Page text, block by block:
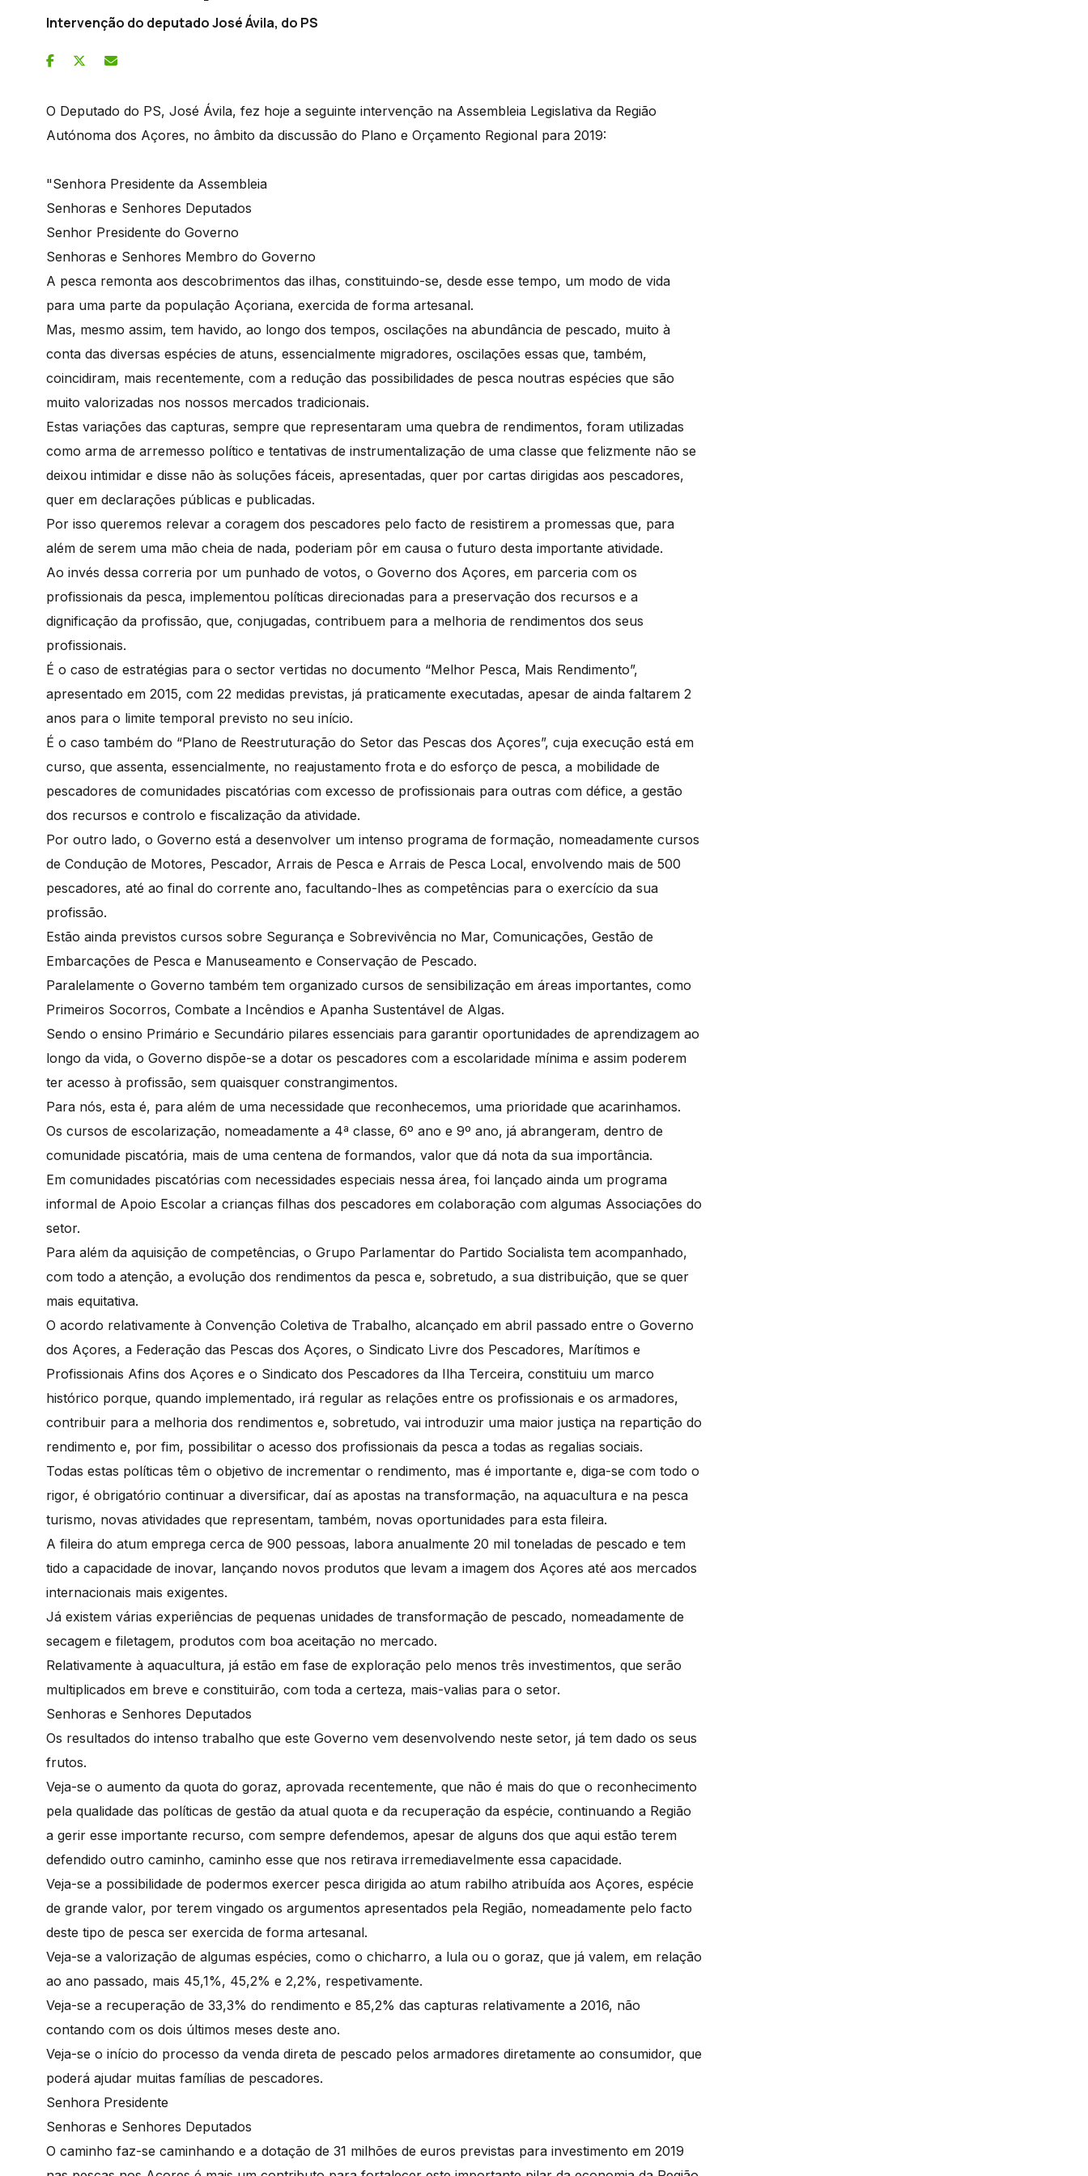
Intervenção do deputado José Ávila, do PS
O Deputado do PS, José Ávila, fez hoje a seguinte intervenção na Assembleia Legislativa da Região
Autónoma dos Açores, no âmbito da discussão do Plano e Orçamento Regional para 2019:
"Senhora Presidente da Assembleia
Senhoras e Senhores Deputados
Senhor Presidente do Governo
Senhoras e Senhores Membro do Governo
A pesca remonta aos descobrimentos das ilhas, constituindo-se, desde esse tempo, um modo de vida
para uma parte da população Açoriana, exercida de forma artesanal.
Mas, mesmo assim, tem havido, ao longo dos tempos, oscilações na abundância de pescado, muito à
conta das diversas espécies de atuns, essencialmente migradores, oscilações essas que, também,
coincidiram, mais recentemente, com a redução das possibilidades de pesca noutras espécies que são
muito valorizadas nos nossos mercados tradicionais.
Estas variações das capturas, sempre que representaram uma quebra de rendimentos, foram utilizadas
como arma de arremesso político e tentativas de instrumentalização de uma classe que felizmente não se
deixou intimidar e disse não às soluções fáceis, apresentadas, quer por cartas dirigidas aos pescadores,
quer em declarações públicas e publicadas.
Por isso queremos relevar a coragem dos pescadores pelo facto de resistirem a promessas que, para
além de serem uma mão cheia de nada, poderiam pôr em causa o futuro desta importante atividade.
Ao invés dessa correria por um punhado de votos, o Governo dos Açores, em parceria com os
profissionais da pesca, implementou políticas direcionadas para a preservação dos recursos e a
dignificação da profissão, que, conjugadas, contribuem para a melhoria de rendimentos dos seus
profissionais.
É o caso de estratégias para o sector vertidas no documento “Melhor Pesca, Mais Rendimento”,
apresentado em 2015, com 22 medidas previstas, já praticamente executadas, apesar de ainda faltarem 2
anos para o limite temporal previsto no seu início.
É o caso também do “Plano de Reestruturação do Setor das Pescas dos Açores”, cuja execução está em
curso, que assenta, essencialmente, no reajustamento frota e do esforço de pesca, a mobilidade de
pescadores de comunidades piscatórias com excesso de profissionais para outras com défice, a gestão
dos recursos e controlo e fiscalização da atividade.
Por outro lado, o Governo está a desenvolver um intenso programa de formação, nomeadamente cursos
de Condução de Motores, Pescador, Arrais de Pesca e Arrais de Pesca Local, envolvendo mais de 500
pescadores, até ao final do corrente ano, facultando-lhes as competências para o exercício da sua
profissão.
Estão ainda previstos cursos sobre Segurança e Sobrevivência no Mar, Comunicações, Gestão de
Embarcações de Pesca e Manuseamento e Conservação de Pescado.
Paralelamente o Governo também tem organizado cursos de sensibilização em áreas importantes, como
Primeiros Socorros, Combate a Incêndios e Apanha Sustentável de Algas.
Sendo o ensino Primário e Secundário pilares essenciais para garantir oportunidades de aprendizagem ao
longo da vida, o Governo dispõe-se a dotar os pescadores com a escolaridade mínima e assim poderem
ter acesso à profissão, sem quaisquer constrangimentos.
Para nós, esta é, para além de uma necessidade que reconhecemos, uma prioridade que acarinhamos.
Os cursos de escolarização, nomeadamente a 4ª classe, 6º ano e 9º ano, já abrangeram, dentro de
comunidade piscatória, mais de uma centena de formandos, valor que dá nota da sua importância.
Em comunidades piscatórias com necessidades especiais nessa área, foi lançado ainda um programa
informal de Apoio Escolar a crianças filhas dos pescadores em colaboração com algumas Associações do
setor.
Para além da aquisição de competências, o Grupo Parlamentar do Partido Socialista tem acompanhado,
com todo a atenção, a evolução dos rendimentos da pesca e, sobretudo, a sua distribuição, que se quer
mais equitativa.
O acordo relativamente à Convenção Coletiva de Trabalho, alcançado em abril passado entre o Governo
dos Açores, a Federação das Pescas dos Açores, o Sindicato Livre dos Pescadores, Marítimos e
Profissionais Afins dos Açores e o Sindicato dos Pescadores da Ilha Terceira, constituiu um marco
histórico porque, quando implementado, irá regular as relações entre os profissionais e os armadores,
contribuir para a melhoria dos rendimentos e, sobretudo, vai introduzir uma maior justiça na repartição do
rendimento e, por fim, possibilitar o acesso dos profissionais da pesca a todas as regalias sociais.
Todas estas políticas têm o objetivo de incrementar o rendimento, mas é importante e, diga-se com todo o
rigor, é obrigatório continuar a diversificar, daí as apostas na transformação, na aquacultura e na pesca
turismo, novas atividades que representam, também, novas oportunidades para esta fileira.
A fileira do atum emprega cerca de 900 pessoas, labora anualmente 20 mil toneladas de pescado e tem
tido a capacidade de inovar, lançando novos produtos que levam a imagem dos Açores até aos mercados
internacionais mais exigentes.
Já existem várias experiências de pequenas unidades de transformação de pescado, nomeadamente de
secagem e filetagem, produtos com boa aceitação no mercado.
Relativamente à aquacultura, já estão em fase de exploração pelo menos três investimentos, que serão
multiplicados em breve e constituirão, com toda a certeza, mais-valias para o setor.
Senhoras e Senhores Deputados
Os resultados do intenso trabalho que este Governo vem desenvolvendo neste setor, já tem dado os seus
frutos.
Veja-se o aumento da quota do goraz, aprovada recentemente, que não é mais do que o reconhecimento
pela qualidade das políticas de gestão da atual quota e da recuperação da espécie, continuando a Região
a gerir esse importante recurso, com sempre defendemos, apesar de alguns dos que aqui estão terem
defendido outro caminho, caminho esse que nos retirava irremediavelmente essa capacidade.
Veja-se a possibilidade de podermos exercer pesca dirigida ao atum rabilho atribuída aos Açores, espécie
de grande valor, por terem vingado os argumentos apresentados pela Região, nomeadamente pelo facto
deste tipo de pesca ser exercida de forma artesanal.
Veja-se a valorização de algumas espécies, como o chicharro, a lula ou o goraz, que já valem, em relação
ao ano passado, mais 45,1%, 45,2% e 2,2%, respetivamente.
Veja-se a recuperação de 33,3% do rendimento e 85,2% das capturas relativamente a 2016, não
contando com os dois últimos meses deste ano.
Veja-se o início do processo da venda direta de pescado pelos armadores diretamente ao consumidor, que
poderá ajudar muitas famílias de pescadores.
Senhora Presidente
Senhoras e Senhores Deputados
O caminho faz-se caminhando e a dotação de 31 milhões de euros previstas para investimento em 2019